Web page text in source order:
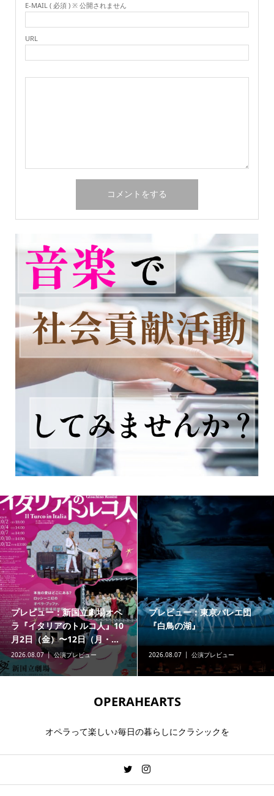
E-MAIL ( 必須 ) ※ 公開されません
URL
プレビュー：新国立劇場オペ
ラ『イタリアのトルコ人』10
月2日（金）〜12日（月・...
2026.08.07 公演プレビュー
プレビュー：東京バレエ団
『白鳥の湖』
2026.08.07 公演プレビュー
OPERAHEARTS
オペラって楽しい♪毎日の暮らしにクラシックを